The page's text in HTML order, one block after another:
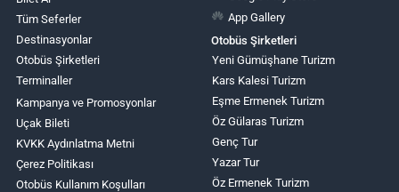
Tüm Seferler
Destinasyonlar
Otobüs Şirketleri
Terminaller
Kampanya ve Promosyonlar
Uçak Bileti
KVKK Aydınlatma Metni
Çerez Politikası
Otobüs Kullanım Koşulları
App Gallery
Otobüs Şirketleri
Yeni Gümüşhane Turizm
Kars Kalesi Turizm
Eşme Ermenek Turizm
Öz Gülaras Turizm
Genç Tur
Yazar Tur
Öz Ermenek Turizm